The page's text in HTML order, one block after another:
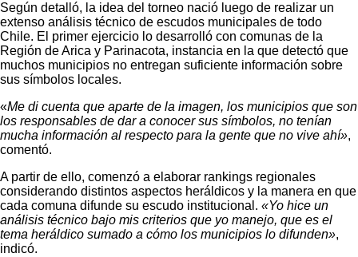
Según detalló, la idea del torneo nació luego de realizar un
extenso análisis técnico de escudos municipales de todo
Chile. El primer ejercicio lo desarrolló con comunas de la
Región de Arica y Parinacota, instancia en la que detectó que
muchos municipios no entregan suficiente información sobre
sus símbolos locales.
«Me di cuenta que aparte de la imagen, los municipios que son
los responsables de dar a conocer sus símbolos, no tenían
mucha información al respecto para la gente que no vive ahí»,
comentó.
A partir de ello, comenzó a elaborar rankings regionales
considerando distintos aspectos heráldicos y la manera en que
cada comuna difunde su escudo institucional. «Yo hice un
análisis técnico bajo mis criterios que yo manejo, que es el
tema heráldico sumado a cómo los municipios lo difunden»,
indicó.